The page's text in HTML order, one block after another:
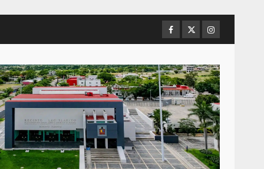
Facebook
TwitterInstagram
animal tras denuncia ciudadana
6
Detienen a Ernesto Ruffo en
Baja California; FGR lo investiga
por presuntos delitos de
delincuencia organizada y
contrabando
16 julio 2026
Sin paso carretera Oaxaca-
Cuacnopalan